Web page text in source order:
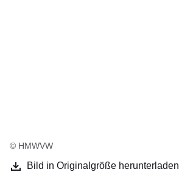
© HMWVW
Bild in Originalgröße herunterladen